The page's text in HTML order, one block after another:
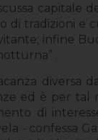
capitale
di tradizioni e
infine
.
diversa
ed è per
di
- confessa